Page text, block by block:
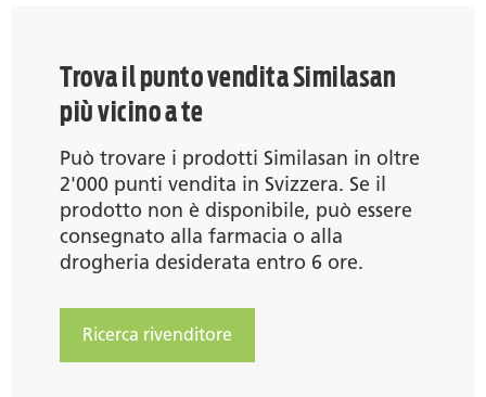
Trova il punto vendita Similasan
più vicino a te
Può trovare i prodotti Similasan in oltre
2'000 punti vendita in Svizzera. Se il
prodotto non è disponibile, può essere
consegnato alla farmacia o alla
drogheria desiderata entro 6 ore.
Ricerca rivenditore